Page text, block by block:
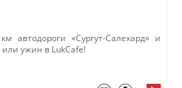
автодороги «Сургут-Салехард» и
ужин в​ LukCafe!​